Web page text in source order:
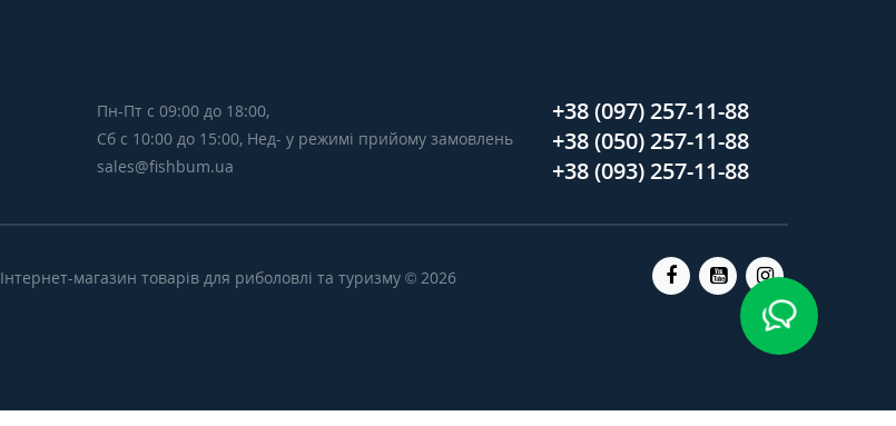
Пн-Пт с 09:00 до 18:00,
Сб с 10:00 до 15:00, Нед- у режимі прийому замовлень
sales@fishbum.ua
+38 (097) 257-11-88
+38 (050) 257-11-88
+38 (093) 257-11-88
Інтернет-магазин товарів для риболовлі та туризму © 2026